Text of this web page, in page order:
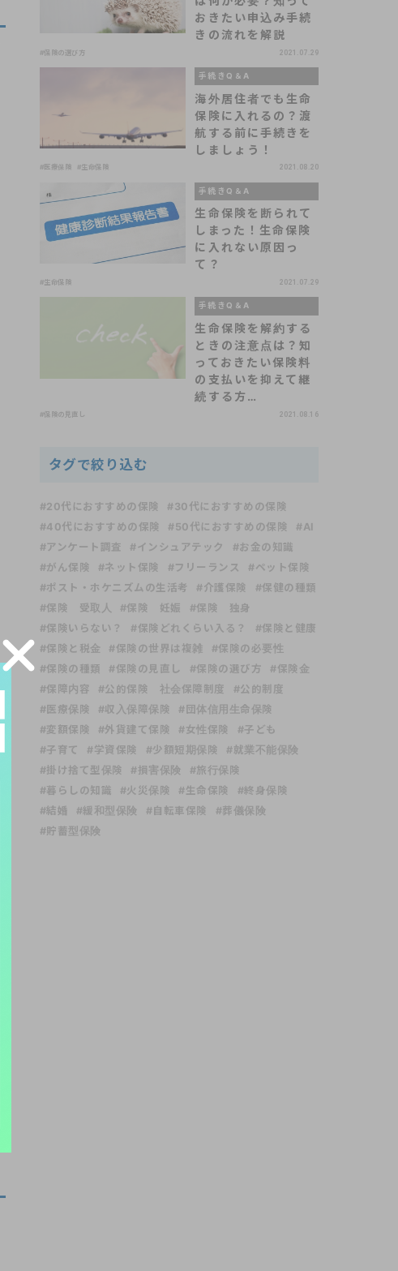
おきたい申込み手続
きの流れを解説
#保険の選び方 2021.07.29
手続きQ＆A
海外居住者でも生命
保険に入れるの？渡
航する前に手続きを
しましょう！
#医療保険 #生命保険 2021.08.20
手続きQ＆A
生命保険を断られて
しまった！生命保険
に入れない原因っ
て？
#生命保険 2021.07.29
手続きQ＆A
生命保険を解約する
ときの注意点は？知
っておきたい保険料
の支払いを抑えて継
続する方…
#保険の見直し 2021.08.16
タグで絞り込む
#20代におすすめの保険
#30代におすすめの保険
#40代におすすめの保険
#50代におすすめの保険
#AI
#アンケート調査
#インシュアテック
#お金の知識
#がん保険
#ネット保険 #フリーランス
#ペット保険
#ポスト・ホケニズムの生活考
#介護保険
#保健の種類
#保険 受取人
#保険 妊娠
#保険 独身
#保険いらない？
#保険どれくらい入る？
#保険と健康
#保険と税金
#保険の世界は複雑
#保険の必要性
#保険の種類
#保険の見直し #保険の選び方
#保険金
#保障内容
#公的保険 社会保障制度
#公的制度
#医療保険
#収入保障保険
#団体信用生命保険
#変額保険
#外貨建て保険 #女性保険
#子ども
#子育て
#学資保険 #少額短期保険
#就業不能保険
#掛け捨て型保険
#損害保険
#旅行保険
#暮らしの知識
#火災保険 #生命保険
#終身保険
#結婚
#緩和型保険 #自転車保険
#葬儀保険
#貯蓄型保険